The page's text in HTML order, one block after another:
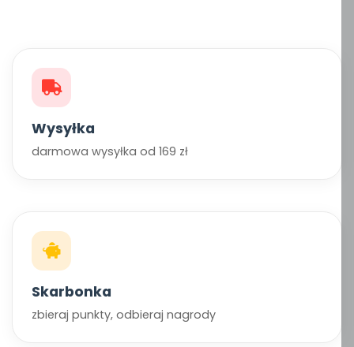
Wysyłka
darmowa wysyłka od 169 zł
Skarbonka
zbieraj punkty, odbieraj nagrody